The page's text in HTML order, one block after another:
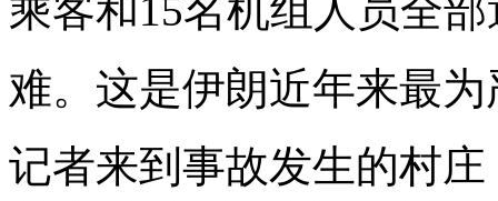
乘客和15名机组人员全部
难。这是伊朗近年来最
记者来到事故发生的村